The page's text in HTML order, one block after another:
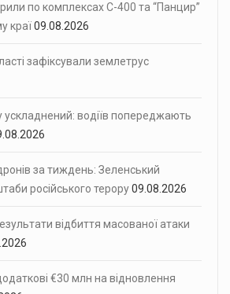
по комплексах С-400 та “Панцир”
краї09.08.2026
зафіксували землетрус
ускладнений: водіїв попереджають
за тиждень: Зеленський
російського терору09.08.2026
відбиття масованої атаки
€30 млн на відновлення